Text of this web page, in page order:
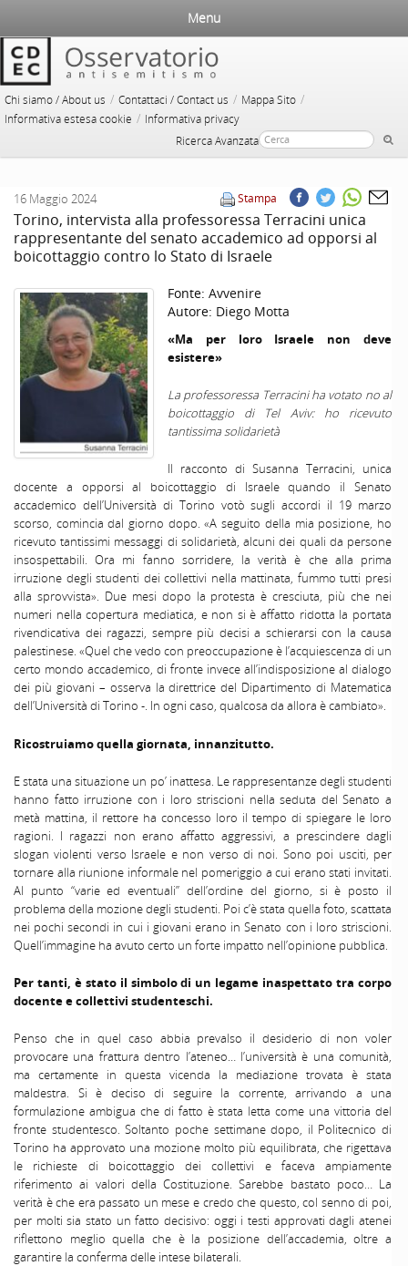
Chi siamo / About us / Contattaci / Contact us / Mappa Sito /
Informativa estesa cookie / Informativa privacy
Ricerca Avanzata
Menu
Stampa
16 Maggio 2024
Torino, intervista alla professoressa Terracini unica
rappresentante del senato accademico ad opporsi al
boicottaggio contro lo Stato di Israele
Fonte: Avvenire
Autore: Diego Motta
«Ma per loro Israele non deve
esistere»
La professoressa Terracini ha votato no al
boicottaggio di Tel Aviv: ho ricevuto
tantissima solidarietà
Il racconto di Susanna Terracini, unica
docente a opporsi al boicottaggio di Israele quando il Senato
accademico dell’Università di Torino votò sugli accordi il 19 marzo
scorso, comincia dal giorno dopo. «A seguito della mia posizione, ho
ricevuto tantissimi messaggi di solidarietà, alcuni dei quali da persone
insospettabili. Ora mi fanno sorridere, la verità è che alla prima
irruzione degli studenti dei collettivi nella mattinata, fummo tutti presi
alla sprovvista». Due mesi dopo la protesta è cresciuta, più che nei
numeri nella copertura mediatica, e non si è affatto ridotta la portata
rivendicativa dei ragazzi, sempre più decisi a schierarsi con la causa
palestinese. «Quel che vedo con preoccupazione è l’acquiescenza di un
certo mondo accademico, di fronte invece all’indisposizione al dialogo
dei più giovani – osserva la direttrice del Dipartimento di Matematica
dell’Università di Torino -. In ogni caso, qualcosa da allora è cambiato».
Ricostruiamo quella giornata, innanzitutto.
E stata una situazione un po’ inattesa. Le rappresentanze degli studenti
hanno fatto irruzione con i loro striscioni nella seduta del Senato a
metà mattina, il rettore ha concesso loro il tempo di spiegare le loro
ragioni. I ragazzi non erano affatto aggressivi, a prescindere dagli
slogan violenti verso Israele e non verso di noi. Sono poi usciti, per
tornare alla riunione informale nel pomeriggio a cui erano stati invitati.
Al punto “varie ed eventuali” dell’ordine del giorno, si è posto il
problema della mozione degli studenti. Poi c’è stata quella foto, scattata
nei pochi secondi in cui i giovani erano in Senato con i loro striscioni.
Quell’immagine ha avuto certo un forte impatto nell’opinione pubblica.
Per tanti, è stato il simbolo di un legame inaspettato tra corpo
docente e collettivi studenteschi.
Penso che in quel caso abbia prevalso il desiderio di non voler
provocare una frattura dentro l’ateneo… l’università è una comunità,
ma certamente in questa vicenda la mediazione trovata è stata
maldestra. Si è deciso di seguire la corrente, arrivando a una
formulazione ambigua che di fatto è stata letta come una vittoria del
fronte studentesco. Soltanto poche settimane dopo, il Politecnico di
Torino ha approvato una mozione molto più equilibrata, che rigettava
le richieste di boicottaggio dei collettivi e faceva ampiamente
riferimento ai valori della Costituzione. Sarebbe bastato poco… La
verità è che era passato un mese e credo che questo, col senno di poi,
per molti sia stato un fatto decisivo: oggi i testi approvati dagli atenei
riflettono meglio quella che è la posizione dell’accademia, oltre a
garantire la conferma delle intese bilaterali.